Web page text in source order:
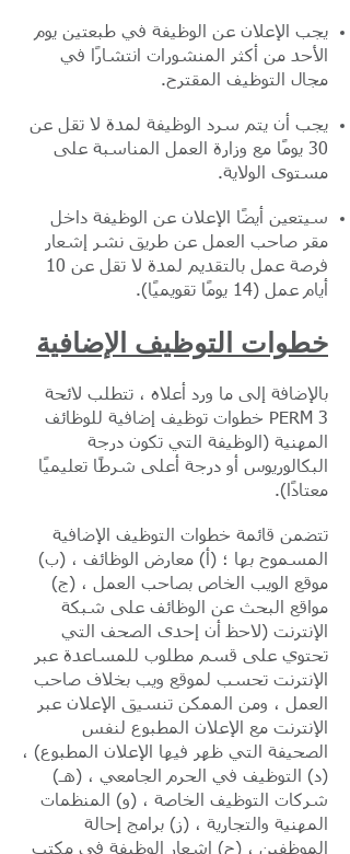
يجب الإعلان عن الوظيفة في طبعتين يوم
الأحد من أكثر المنشورات انتشارًا في
مجال التوظيف المقترح.
يجب أن يتم سرد الوظيفة لمدة لا تقل عن
30 يومًا مع وزارة العمل المناسبة على
مستوى الولاية.
سيتعين أيضًا الإعلان عن الوظيفة داخل
مقر صاحب العمل عن طريق نشر إشعار
فرصة عمل بالتقديم لمدة لا تقل عن 10
أيام عمل (14 يومًا تقويميًا).
خطوات التوظيف الإضافية
بالإضافة إلى ما ورد أعلاه ، تتطلب لائحة
PERM 3 خطوات توظيف إضافية للوظائف
المهنية (الوظيفة التي تكون درجة
البكالوريوس أو درجة أعلى شرطًا تعليميًا
معتادًا).
تتضمن قائمة خطوات التوظيف الإضافية
المسموح بها ؛ (أ) معارض الوظائف ، (ب)
موقع الويب الخاص بصاحب العمل ، (ج)
مواقع البحث عن الوظائف على شبكة
الإنترنت (لاحظ أن إحدى الصحف التي
تحتوي على قسم مطلوب للمساعدة عبر
الإنترنت تحسب لموقع ويب بخلاف صاحب
العمل ، ومن الممكن تنسيق الإعلان عبر
الإنترنت مع الإعلان المطبوع لنفس
الصحيفة التي ظهر فيها الإعلان المطبوع) ،
(د) التوظيف في الحرم الجامعي ، (هـ)
شركات التوظيف الخاصة ، (و) المنظمات
المهنية والتجارية ، (ز) برامج إحالة
الموظفين ، (ح) إشعار الوظيفة في مكتب